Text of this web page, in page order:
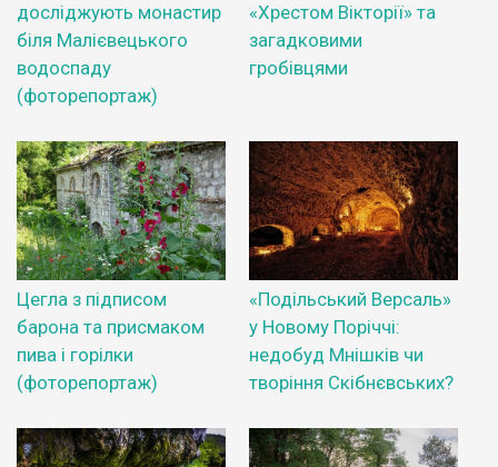
досліджують монастир
біля Малієвецького
водоспаду
(фоторепортаж)
«Хрестом Вікторії» та
загадковими
гробівцями
Цегла з підписом
барона та присмаком
пива і горілки
(фоторепортаж)
«Подільський Версаль»
у Новому Поріччі:
недобуд Мнішків чи
творіння Скібнєвських?